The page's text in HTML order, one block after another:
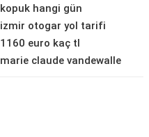
kopuk hangi gün
izmir otogar yol tarifi
1160 euro kaç tl
marie claude vandewalle